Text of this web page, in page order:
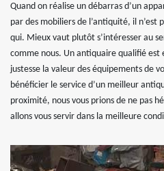
Quand on réalise un débarras d’un
par des mobiliers de l’antiquité, il n’est
qui. Mieux vaut plutôt s’intéresser au
comme nous. Un antiquaire qualifié
justesse la valeur des équipements de
bénéficier le service d’un meilleur
proximité, nous vous prions de ne pas
allons vous servir dans la meilleure